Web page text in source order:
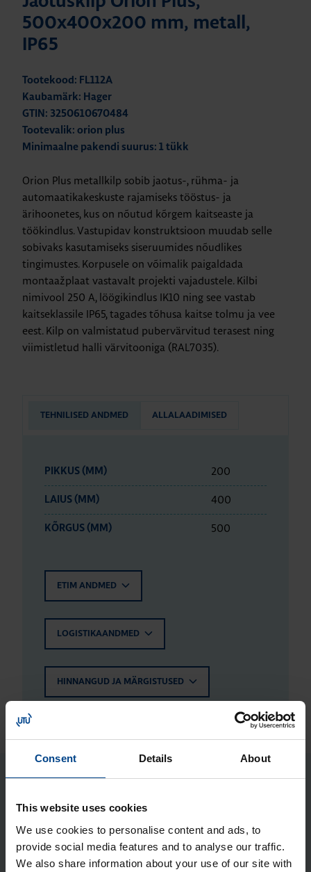
Consent Details About
This website uses cookies
We use cookies to personalise content and ads, to
provide social media features and to analyse our traffic.
We also share information about your use of our site with
500x400x200 mm, metall,
IP65
Tootekood: FL112A
Kaubamärk: Hager
GTIN: 3250610670484
Tootevalik: orion plus
Minimaalne pakendi suurus: 1 tükk
Orion Plus metallkilp sobib jaotus-, rühma- ja
automaatikakeskuste rajamiseks tööstus- ja
ärihoonetes, kus on nõutud kõrgem kaitseaste ja
töökindlus. Vastupidav konstruktsioon muudab selle
sobivaks kasutamiseks siseruumides nõudlikes
tingimustes. Korpusele on võimalik paigaldada
montaažplaat vastavalt projekti vajadustele. Kilbi
nimivool 250 A, löögikindlus IK10 ning see vastab
kaitseklassile IP65, tagades tõhusa kaitse tolmu ja vee
eest. Kilp on valmistatud pubervärvitud terasest ning
viimistletud halli värvitooniga (RAL7035).
TEHNILISED ANDMED ALLALAADIMISED
PIKKUS (MM) 200
LAIUS (MM) 400
KÕRGUS (MM) 500
ETIM ANDMED
LOGISTIKAANDMED
HINNANGUD JA MÄRGISTUSED
Metall­kesta kin­ni­tus­kõr­vad (4 tk),
Orion Plus
Tootekood: FL85Z